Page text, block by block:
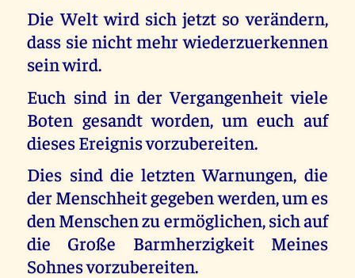
Die Welt wird sich jetzt so verändern,
dass sie nicht mehr wiederzuerkennen
sein wird.
Euch sind in der Vergangenheit viele
Boten gesandt worden, um euch auf
dieses Ereignis vorzubereiten.
Dies sind die letzten Warnungen, die
der Menschheit gegeben werden, um es
den Menschen zu ermöglichen, sich auf
die Große Barmherzigkeit Meines
Sohnes vorzubereiten.